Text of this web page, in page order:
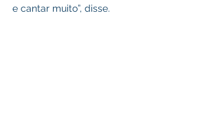
e cantar muito”, disse.